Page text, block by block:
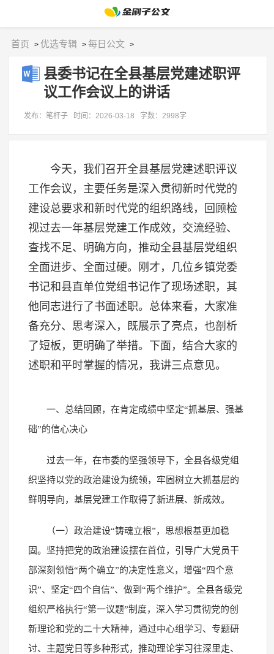
首页 >优选专辑 >每日公文 >
县委书记在全县基层党建述职评
议工作会议上的讲话
发布：笔杆子 时间：2026-03-18 字数：2998字
今天，我们召开全县基层党建述职评议
工作会议，主要任务是深入贯彻新时代党的
建设总要求和新时代党的组织路线，回顾检
视过去一年基层党建工作成效，交流经验、
查找不足、明确方向，推动全县基层党组织
全面进步、全面过硬。刚才，几位乡镇党委
书记和县直单位党组书记作了现场述职，其
他同志进行了书面述职。总体来看，大家准
备充分、思考深入，既展示了亮点，也剖析
了短板，更明确了举措。下面，结合大家的
述职和平时掌握的情况，我讲三点意见。
一、总结回顾，在肯定成绩中坚定“抓基层、强基
础”的信心决心
过去一年，在市委的坚强领导下，全县各级党组
织坚持以党的政治建设为统领，牢固树立大抓基层的
鲜明导向，基层党建工作取得了新进展、新成效。
（一）政治建设“铸魂立根”，思想根基更加稳
固。坚持把党的政治建设摆在首位，引导广大党员干
部深刻领悟“两个确立”的决定性意义，增强“四个意
识”、坚定“四个自信”、做到“两个维护”。全县各级党
组织严格执行“第一议题”制度，深入学习贯彻党的创
新理论和党的二十大精神，通过中心组学习、专题研
讨、主题党日等多种形式，推动理论学习往深里走、